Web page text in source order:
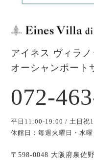
アイネス ヴィラノ
オーシャンポート
072-
平日11:00-19:00 / 土日祝
休館日：毎週火曜日・水曜
〒598-0048 大阪府泉佐